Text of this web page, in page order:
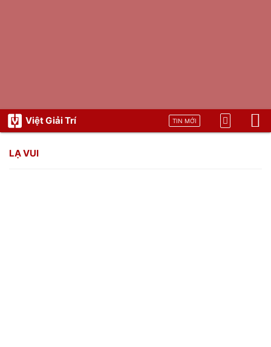
Việt Giải Trí TIN MỚI
LẠ VUI